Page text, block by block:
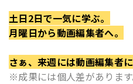
土日2日で一気に学ぶ。
月曜日から動画編集者へ。
さぁ、来週には動画編集者に
※成果には個人差があります